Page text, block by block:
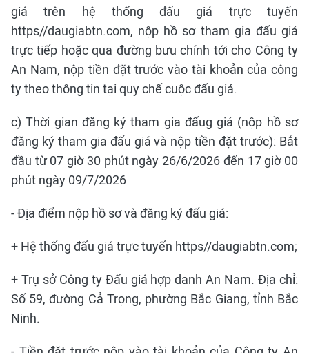
giá trên hệ thống đấu giá trực tuyến
https//daugiabtn.com, nộp hồ sơ tham gia đấu giá
trực tiếp hoặc qua đường bưu chính tới cho Công ty
An Nam, nộp tiền đặt trước vào tài khoản của công
ty theo thông tin tại quy chế cuộc đấu giá.
c) Thời gian đăng ký tham gia đấug giá (nộp hồ sơ
đăng ký tham gia đấu giá và nộp tiền đặt trước): Bắt
đầu từ 07 giờ 30 phút ngày 26/6/2026 đến 17 giờ 00
phút ngày 09/7/2026
- Địa điểm nộp hồ sơ và đăng ký đấu giá:
+ Hệ thống đấu giá trực tuyến https//daugiabtn.com;
+ Trụ sở Công ty Đấu giá hợp danh An Nam. Địa chỉ:
Số 59, đường Cả Trọng, phường Bắc Giang, tỉnh Bắc
Ninh.